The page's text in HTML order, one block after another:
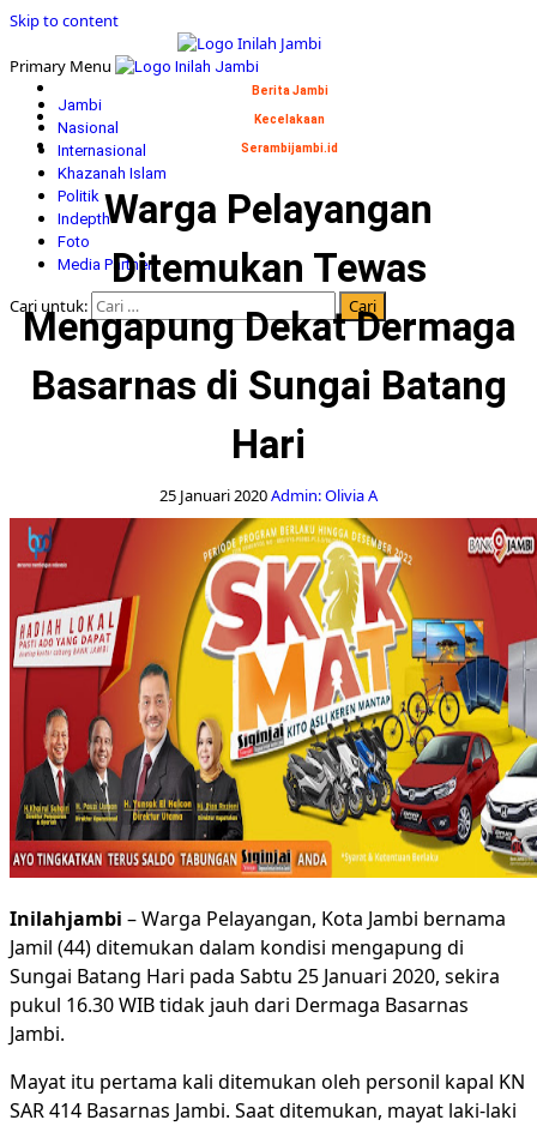
Skip to content
Primary Menu
Jambi
Nasional
Internasional
Khazanah Islam
Politik
Indepth
Foto
Media Partner
Cari untuk:
Berita Jambi
Kecelakaan
Serambijambi.id
Warga Pelayangan
Ditemukan Tewas
Mengapung Dekat Dermaga
Basarnas di Sungai Batang
Hari
25 Januari 2020Admin: Olivia A
Inilahjambi – Warga Pelayangan, Kota Jambi bernama
Jamil (44) ditemukan dalam kondisi mengapung di
Sungai Batang Hari pada Sabtu 25 Januari 2020, sekira
pukul 16.30 WIB tidak jauh dari Dermaga Basarnas
Jambi.
Mayat itu pertama kali ditemukan oleh personil kapal KN
SAR 414 Basarnas Jambi. Saat ditemukan, mayat laki-laki